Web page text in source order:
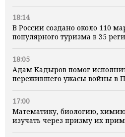
18:14
В России создано около 110
популярного туризма в 35
18:05
Адам Кадыров помог
пережившего ужасы войны в
17:00
Математику, биологию,
изучать через призму их